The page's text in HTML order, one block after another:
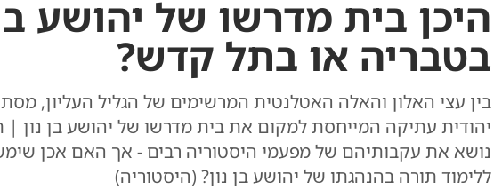
היכן בית מדרשו של יהושע
בטבריה או בתל קדש?
בין עצי האלון והאלה האטלנטית המרשימים של הגליל העליון,
יהודית עתיקה המייחסת למקום את בית מדרשו של יהושע בן נון
נושא את עקבותיהם של מפעמי היסטוריה רבים - אך האם אכן
ללימוד תורה בהנהגתו של יהושע בן נון? (היסטוריה)